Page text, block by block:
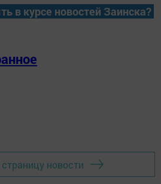
в курсе новостей Заинска?
новости